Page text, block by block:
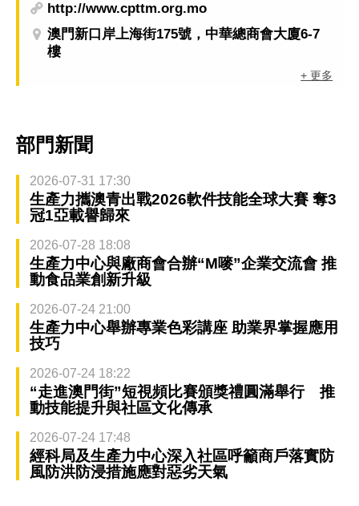
http://www.cpttm.org.mo
澳門新口岸上海街175號，中華總商會大廈6-7
樓
+ 更多
部門新聞
2026-07-31 17:30
生產力攜澳青出戰2026軟件技能全球大賽 奪3
冠1亞載譽歸來
2026-07-28 18:08
生產力中心與廠商會合辦“M嘜”企業交流會 推
動食品業創新升級
2026-07-24 21:00
生產力中心舉辦專業色彩講座 助業界掌握應用
技巧
2026-07-24 18:22
“走進澳門街”短視頻比賽頒獎禮圓滿舉行 推
動技能提升與社區文化傳承
2026-07-24 17:48
經科局及生產力中心深入社區呼籲商戶落實防
風防洪防浸措施應對惡劣天氣